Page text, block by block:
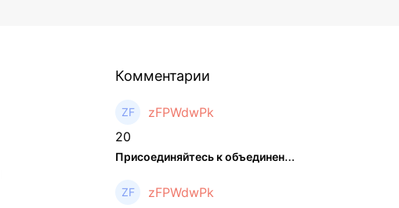
Комментарии
zFPWdwPk
20
Присоединяйтесь к объединенном ...
zFPWdwPk